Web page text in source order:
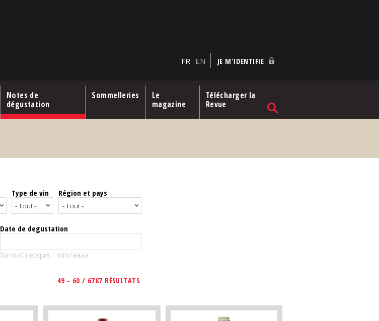
FR EN JE M'IDENTIFIE
Notes de
dégustation
Sommelleries
Le
magazine
Télécharger la
Revue
Type de vin Région et pays
Date de degustation
format recquis : mm/aaaa
49 - 60 / 6787 RÉSULTATS